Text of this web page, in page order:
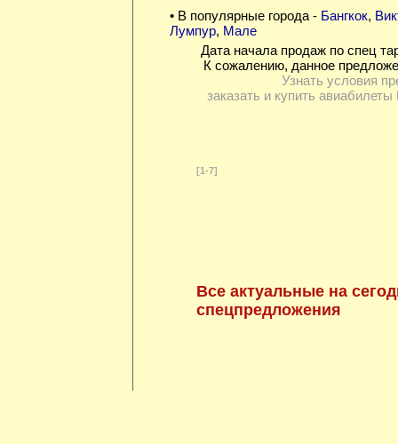
• В популярные города - Бангкок,
Лумпур, Мале
Дата начала продаж по спец
К сожалению, данное
Узнать условия
заказать и купить
[1-7]
Все актуальные на
спецпредложения